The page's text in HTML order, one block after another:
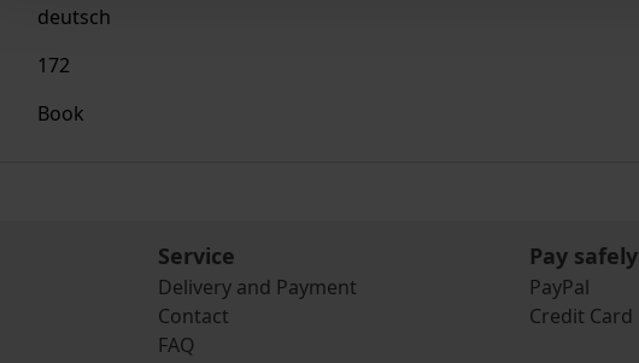
deutsch
172
Book
Service
Delivery and Payment
Contact
FAQ
Pay safely
PayPal
Credit Card